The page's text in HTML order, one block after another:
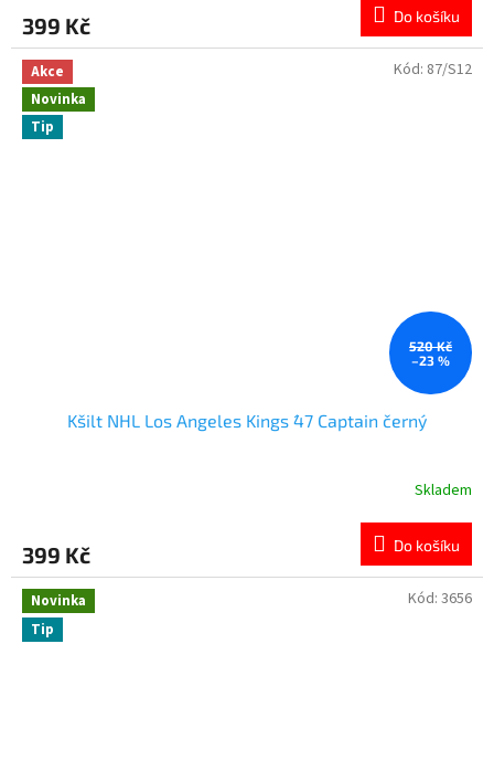
399 Kč Do košíku
Akce
Novinka
Tip
520 Kč
–23 %
Kšilt NHL Los Angeles Kings ´47 Captain černý
Skladem
399 Kč Do košíku
Kód: 87/S12
Novinka
Tip
Kód: 3656